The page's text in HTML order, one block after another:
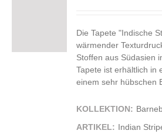
Die Tapete "Indische
wärmender
Stoffen aus Südasien
Tapete ist erhältlich in
einem sehr hübschen
KOLLEKTION:
ARTIKEL: Indian